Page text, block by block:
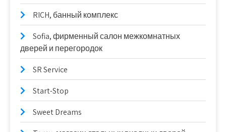
RICH, банный комплекс
Sofia, фирменный салон межкомнатных
дверей и перегородок
SR Service
Start-Stop
Sweet Dreams